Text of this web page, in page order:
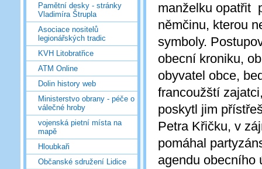
Pamětní desky - stránky
Vladimíra Štrupla
Asociace nositelů
legionářských tradic
KVH Litobratřice
ATM Online
Dolin history web
Ministerstvo obrany - péče o
válečné hroby
vojenská pietní místa na
mapě
Hloubkaři
Občanské sdružení Lidice
manželku opatřit
němčinu, kterou
symboly.
obecní kroniku,
obyvatel obce,
francoužští
poskytl jim
Petra Křičku, v
pomáhal
agendu obecního